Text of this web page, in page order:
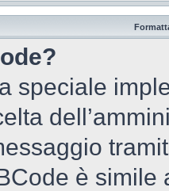
speciale
è simile